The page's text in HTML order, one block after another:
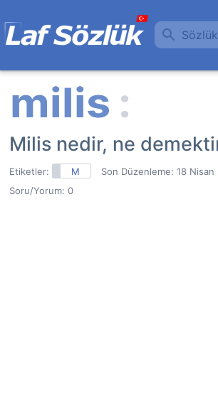
Milis nedir, ne
Etiketler: M Son Düzenleme: 18 Nisan
Soru/Yorum: 0